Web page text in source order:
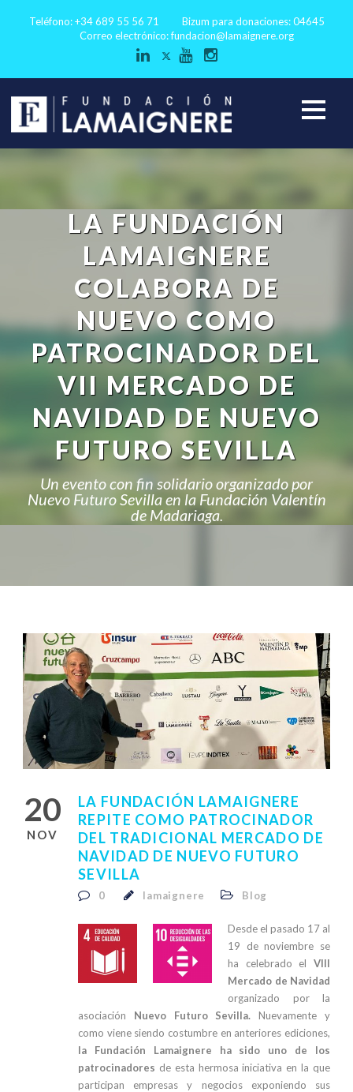
Teléfono: +34 689 55 56 71
Bizum para donaciones: 04645
Correo electrónico:fundacion@lamaignere.org
LA FUNDACIÓN
LAMAIGNERE
COLABORA DE
NUEVO COMO
PATROCINADOR DEL
VII MERCADO DE
NAVIDAD DE NUEVO
FUTURO SEVILLA
Un evento con fin solidario organizado por
Nuevo Futuro Sevilla en la Fundación Valentín
de Madariaga.
20
NOV
LA FUNDACIÓN LAMAIGNERE
REPITE COMO PATROCINADOR
DEL TRADICIONAL MERCADO DE
NAVIDAD DE NUEVO FUTURO
SEVILLA
0 lamaignere Blog
Desde el pasado 17 al
19 de noviembre se
ha celebrado el VIII
Mercado de Navidad
organizado por la
asociación Nuevo Futuro Sevilla.Nuevamente y
como viene siendo costumbre en anteriores ediciones,
la Fundación Lamaignere ha sido uno de los
patrocinadores de esta hermosa iniciativa en la que
participan empresas y negocios exponiendo sus